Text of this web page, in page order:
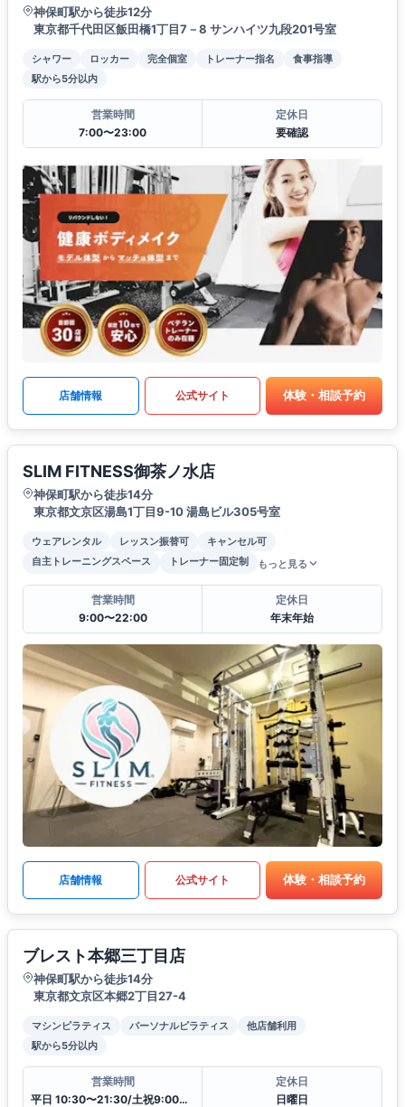
神保町駅から徒歩12分
東京都千代田区飯田橋1丁目7－8 サンハイツ九段201号室
シャワー ロッカー 完全個室 トレーナー指名
食事指導
駅から5分以内
営業時間
7:00〜23:00
定休日
要確認
店舗情報 公式サイト 体験・相談予約
SLIM FITNESS御茶ノ水店
神保町駅から徒歩14分
東京都文京区湯島1丁目9-10 湯島ビル305号室
ウェアレンタル レッスン振替可
キャンセル可
自主トレーニングスペース
トレーナー固定制 もっと見る
営業時間
9:00〜22:00
定休日
年末年始
店舗情報 公式サイト 体験・相談予約
ブレスト本郷三丁目店
神保町駅から徒歩14分
東京都文京区本郷2丁目27-4
マシンピラティス パーソナルピラティス
他店舗利用
駅から5分以内
営業時間
平日 10:30〜21:30/土祝9:00〜20:00
定休日
日曜日